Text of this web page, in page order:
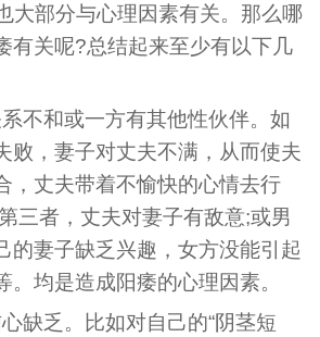
大部分与心理因素有关。那么哪
有关呢?总结起来至少有以下几
不和或一方有其他性伙伴。如
败，妻子对丈夫不满，从而使夫
，丈夫带着不愉快的心情去行
三者，丈夫对妻子有敌意;或男
的妻子缺乏兴趣，女方没能引起
。均是造成阳痿的心理因素。
缺乏。比如对自己的“阴茎短